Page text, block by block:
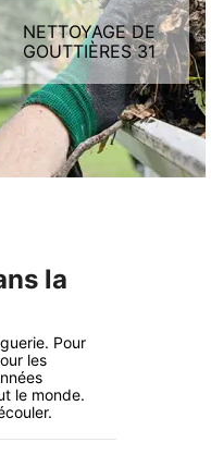
NETTOYAGE DE
GOUTTIÈRES 31
la
Pour
les
le monde.